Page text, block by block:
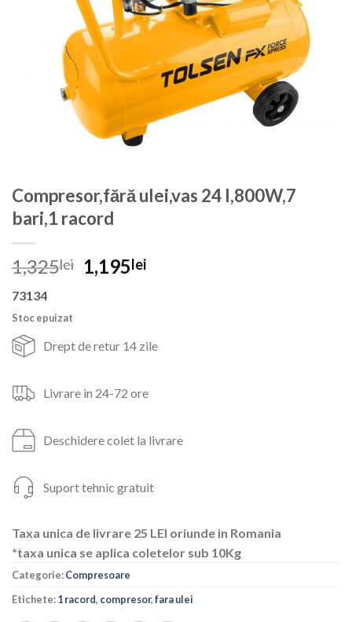
Compresor,fără ulei,vas 24 l,800W,7
bari,1 racord
1,325lei
Prețul
inițial
1,325lei.
1,195leiPrețul
73134
Stoc epuizat
Drept de retur 14 zile
Livrare in 24-72 ore
Deschidere colet la livrare
Suport tehnic gratuit
Taxa unica de livrare 25 LEI oriunde in Romania
*taxa unica se aplica coletelor sub 10Kg
Categorie:Compresoare
Etichete:1 racord, compresor,fara ulei